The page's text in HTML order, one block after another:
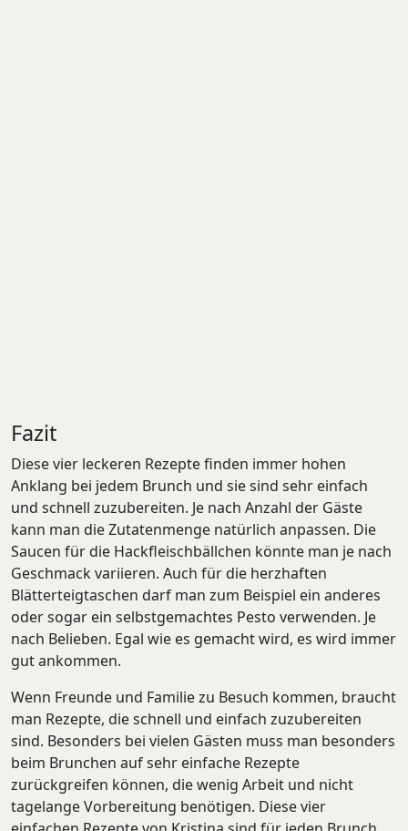
Fazit
Diese vier leckeren Rezepte finden immer hohen
Anklang bei jedem Brunch und sie sind sehr einfach
und schnell zuzubereiten. Je nach Anzahl der Gäste
kann man die Zutatenmenge natürlich anpassen. Die
Saucen für die Hackfleischbällchen könnte man je nach
Geschmack variieren. Auch für die herzhaften
Blätterteigtaschen darf man zum Beispiel ein anderes
oder sogar ein selbstgemachtes Pesto verwenden. Je
nach Belieben. Egal wie es gemacht wird, es wird immer
gut ankommen.
Wenn Freunde und Familie zu Besuch kommen, braucht
man Rezepte, die schnell und einfach zuzubereiten
sind. Besonders bei vielen Gästen muss man besonders
beim Brunchen auf sehr einfache Rezepte
zurückgreifen können, die wenig Arbeit und nicht
tagelange Vorbereitung benötigen. Diese vier